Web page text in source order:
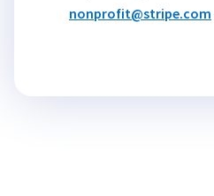
nonprofit@stripe.com